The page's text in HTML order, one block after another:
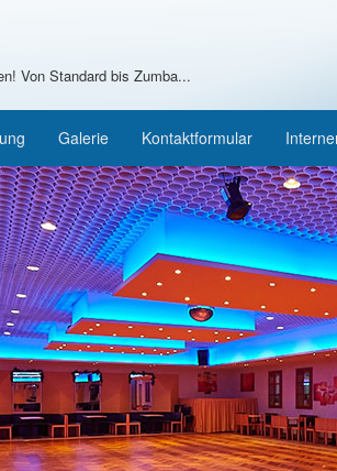
Von Standard bis Zumba...
Galerie Kontaktformular